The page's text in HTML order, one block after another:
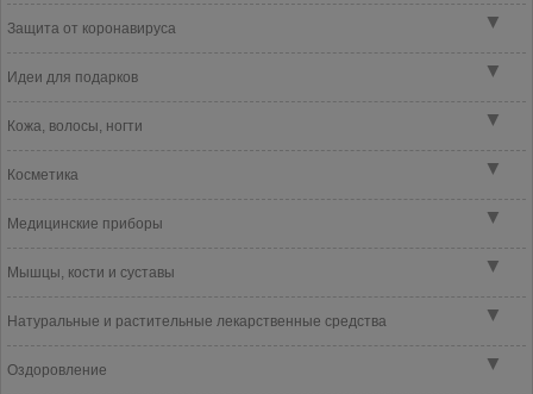
▼
Защита от коронавируса
▼
Идеи для подарков
▼
Кожа, волосы, ногти
▼
Косметика
▼
Медицинские приборы
▼
Мышцы, кости и суставы
▼
Натуральные и растительные лекарственные средства
▼
Оздоровление